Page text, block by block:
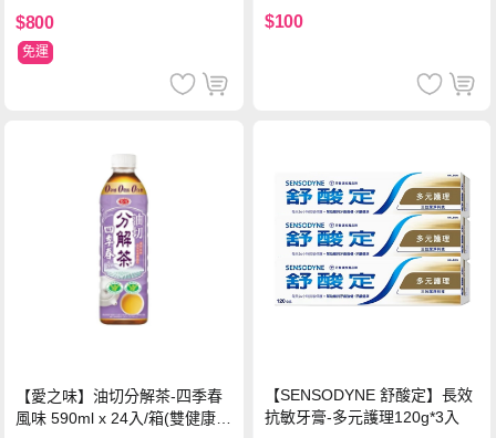
$800
免運
$100
【愛之味】油切分解茶-四季春
風味 590ml x 24入/箱(雙健康認
【SENSODYNE 舒酸定】長效
抗敏牙膏-多元護理120g*3入